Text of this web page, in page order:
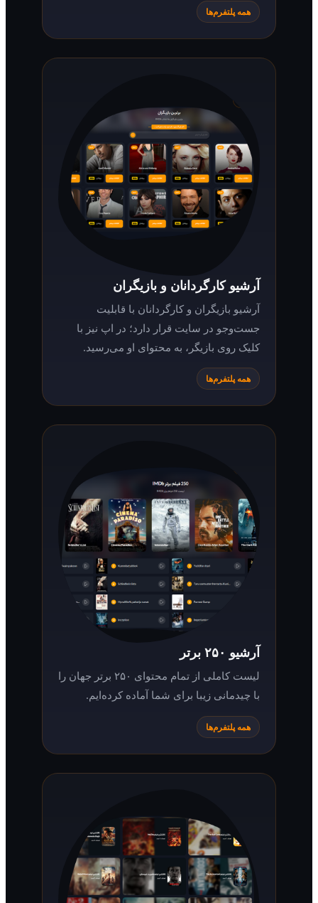
همه پلتفرم‌ها
آرشیو کارگردانان و بازیگران
آرشیو بازیگران و کارگردانان با قابلیت
جست‌وجو در سایت قرار دارد؛ در اپ نیز با
کلیک روی بازیگر، به محتوای او می‌رسید.
همه پلتفرم‌ها
لیست کاملی از تمام محتوای ۲۵۰ برتر جهان را
با چیدمانی زیبا برای شما آماده کرده‌ایم.
همه پلتفرم‌ها